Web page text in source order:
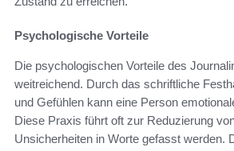
Psychologische Vorteile
Die psychologischen Vorteile des
weitreichend. Durch das schriftliche
und Gefühlen kann eine Person
Diese Praxis führt oft zur Reduzierung
Unsicherheiten in Worte gefasst werden.